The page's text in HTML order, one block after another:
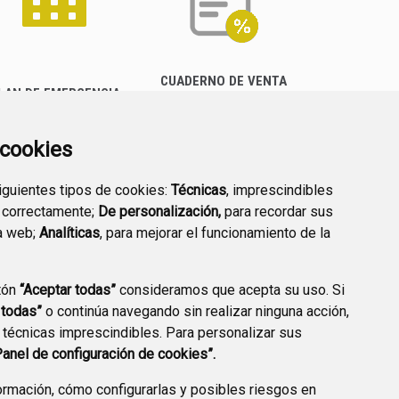
tipos de cookies: Técnicas, imprescindibles
De personalización, para recordar sus
web; Analíticas, para mejorar el funcionamiento de la
“Aceptar todas” consideramos que acepta su uso. Si
o continúa navegando sin realizar ninguna acción,
imprescindibles. Para personalizar sus
de configuración de cookies”.
cómo configurarlas y posibles riesgos en
DE EMERGENCIA
CUADERNO DE VENTA
PREGUNTAS
FRECUENTES
PLAN DE ACCIÓN LOCAL
2030